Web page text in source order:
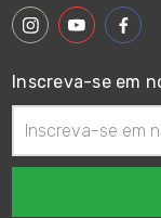
Inscreva-se em
de
email